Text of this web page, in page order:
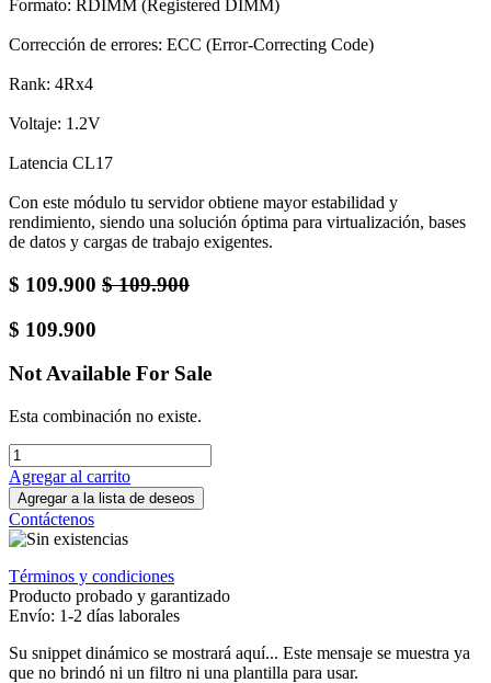
Formato: RDIMM (Registered DIMM)
Corrección de errores: ECC (Error-Correcting Code)
Rank: 4Rx4
Voltaje: 1.2V
Latencia CL17
Con este módulo tu servidor obtiene mayor estabilidad y
rendimiento, siendo una solución óptima para virtualización, bases
de datos y cargas de trabajo exigentes.
$ 109.900 $109.900
$ 109.900
Not Available For Sale
Esta combinación no existe.
Agregar al carrito
Agregar a la lista de deseos
Contáctenos
Términos y condiciones
Producto probado y garantizado
Envío: 1-2 días laborales
Su snippet dinámico se mostrará aquí... Este mensaje se muestra ya
que no brindó ni un filtro ni una plantilla para usar.